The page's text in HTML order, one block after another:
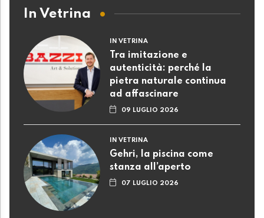
In Vetrina
IN VETRINA
Tra imitazione e
autenticità: perché la
pietra naturale continua
ad affascinare
09 LUGLIO 2026
IN VETRINA
Gehri, la piscina come
stanza all’aperto
07 LUGLIO 2026